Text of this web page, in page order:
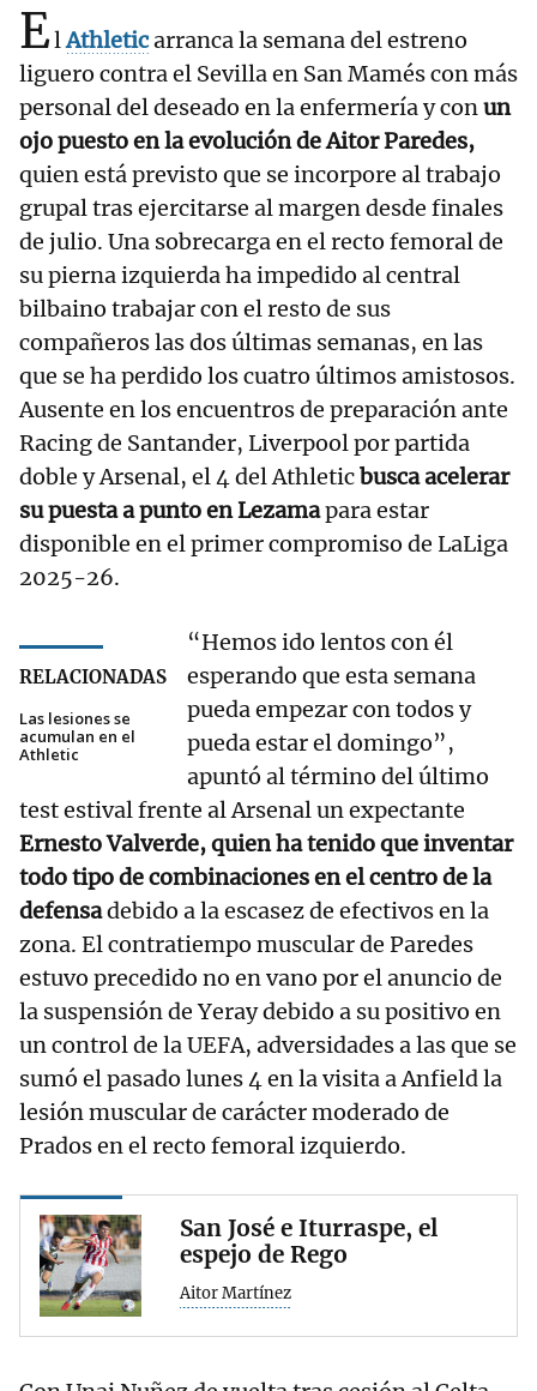
ElAthleticarranca la semana del estreno
liguero contra el Sevilla en San Mamés con más
personal del deseado en la enfermería y conun
ojo puesto en la evolución de Aitor Paredes,
quien está previsto que se incorpore al trabajo
grupal tras ejercitarse al margen desde finales
de julio. Una sobrecarga en el recto femoral de
su pierna izquierda ha impedido al central
bilbaino trabajar con el resto de sus
compañeros las dos últimas semanas, en las
que se ha perdido los cuatro últimos amistosos.
Ausente en los encuentros de preparación ante
Racing de Santander, Liverpool por partida
doble y Arsenal, el 4 del Athleticbusca acelerar
su puesta a punto en Lezamapara estar
disponible en el primer compromiso de LaLiga
2025-26.
RELACIONADAS
Las lesiones se
acumulan en el
Athletic
“Hemos ido lentos con él
esperando que esta semana
pueda empezar con todos y
pueda estar el domingo”,
apuntó al término del último
test estival frente al Arsenal un expectante
Ernesto Valverde, quien ha tenido que inventar
todo tipo de combinaciones en el centro de la
defensadebido a la escasez de efectivos en la
zona. El contratiempo muscular de Paredes
estuvo precedido no en vano por el anuncio de
la suspensión de Yeray debido a su positivo en
un control de la UEFA, adversidades a las que se
sumó el pasado lunes 4 en la visita a Anfield la
lesión muscular de carácter moderado de
Prados en el recto femoral izquierdo.
San José e Iturraspe, el
espejo de Rego
Aitor Martínez